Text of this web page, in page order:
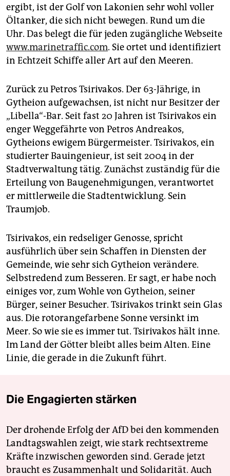
ergibt, ist der Golf von Lakonien sehr wohl voller
Öltanker, die sich nicht bewegen. Rund um die
Uhr. Das belegt die für jeden zugängliche Webseite
www.marinetraffic.com. Sie ortet und identifiziert
in Echtzeit Schiffe aller Art auf den Meeren.
Zurück zu Petros Tsirivakos. Der 63-Jährige, in
Gytheion aufgewachsen, ist nicht nur Besitzer der
„Libella“-Bar. Seit fast 20 Jahren ist Tsirivakos ein
enger Weggefährte von Petros Andreakos,
Gytheions ewigem Bürgermeister. Tsirivakos, ein
studierter Bauingenieur, ist seit 2004 in der
Stadtverwaltung tätig. Zunächst zuständig für die
Erteilung von Baugenehmigungen, verantwortet
er mittlerweile die Stadtentwicklung. Sein
Traumjob.
Tsirivakos, ein redseliger Genosse, spricht
ausführlich über sein Schaffen in Diensten der
Gemeinde, wie sehr sich Gytheion verändere.
Selbstredend zum Besseren. Er sagt, er habe noch
einiges vor, zum Wohle von Gytheion, seiner
Bürger, seiner Besucher. Tsirivakos trinkt sein Glas
aus. Die rotorangefarbene Sonne versinkt im
Meer. So wie sie es immer tut. Tsirivakos hält inne.
Im Land der Götter bleibt alles beim Alten. Eine
Linie, die gerade in die Zukunft führt.
Die Engagierten stärken
Der drohende Erfolg der AfD bei den kommenden
Landtagswahlen zeigt, wie stark rechtsextreme
Kräfte inzwischen geworden sind. Gerade jetzt
braucht es Zusammenhalt und Solidarität. Auch